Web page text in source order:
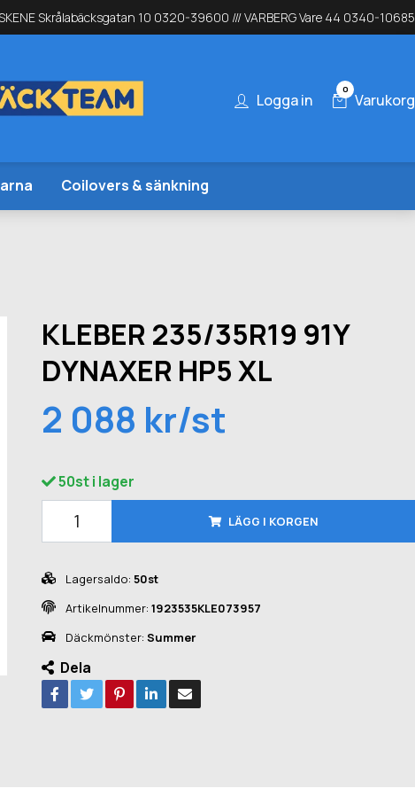
Skrålabäcksgatan 10 0320-39600 /// VARBERG Vare 44 0340-10685
Logga in
0
Varukorg
Coilovers & sänkning
KLEBER 235/35R19 91Y
DYNAXER HP5 XL
2 088 kr/st
50st i lager
LÄGG I KORGEN
Lagersaldo: 50st
Artikelnummer: 1923535KLE073957
Däckmönster: Summer
Dela